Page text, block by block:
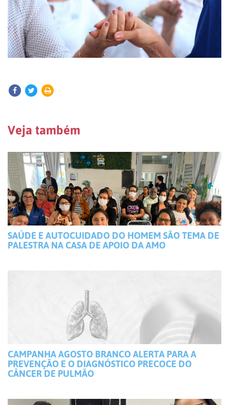
Veja também
SAÚDE E AUTOCUIDADO DO HOMEM SÃO TEMA DE
PALESTRA NA CASA DE APOIO DA AMO
CAMPANHA AGOSTO BRANCO ALERTA PARA A
PREVENÇÃO E O DIAGNÓSTICO PRECOCE DO
CÂNCER DE PULMÃO